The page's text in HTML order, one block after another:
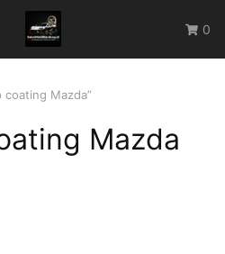
0
coating Mazda”
Mazda